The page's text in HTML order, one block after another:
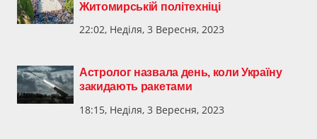
Житомирській політехніці
22:02, Неділя, 3 Вересня, 2023
Астролог назвала день, коли Україну
закидають ракетами
18:15, Неділя, 3 Вересня, 2023